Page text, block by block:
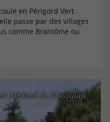
en Périgord Vert.
passe par des villages
comme Brantôme ou
Médard de Mussidan